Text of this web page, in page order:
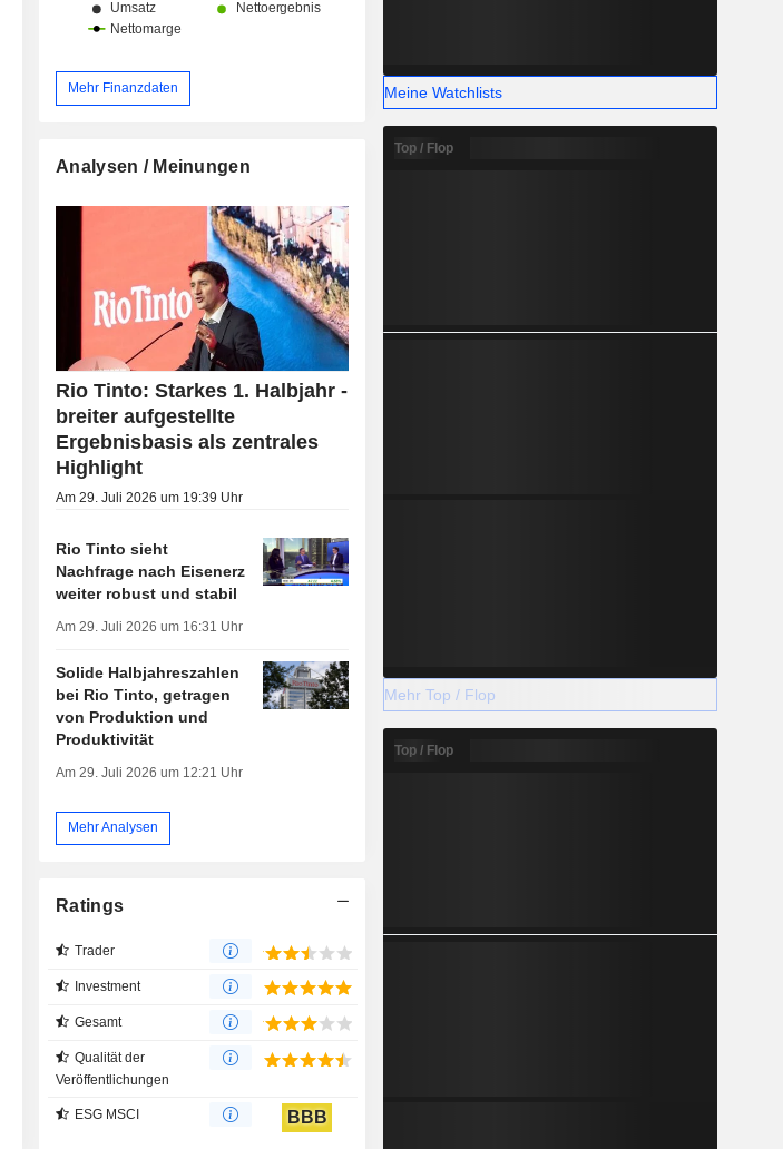
Mehr Finanzdaten
Analysen / Meinungen
Rio Tinto: Starkes 1. Halbjahr -
breiter aufgestellte
Ergebnisbasis als zentrales
Highlight
Am 29. Juli 2026 um 19:39 Uhr
Rio Tinto sieht
Nachfrage nach Eisenerz
weiter robust und stabil
Am 29. Juli 2026 um 16:31 Uhr
Solide Halbjahreszahlen
bei Rio Tinto, getragen
von Produktion und
Produktivität
Am 29. Juli 2026 um 12:21 Uhr
Mehr Analysen
Ratings
Trader
Investment
Gesamt
Qualität der
Veröffentlichungen
ESG MSCI BBB
Meine Watchlists
Top / Flop
Mehr Top / Flop
Top / Flop